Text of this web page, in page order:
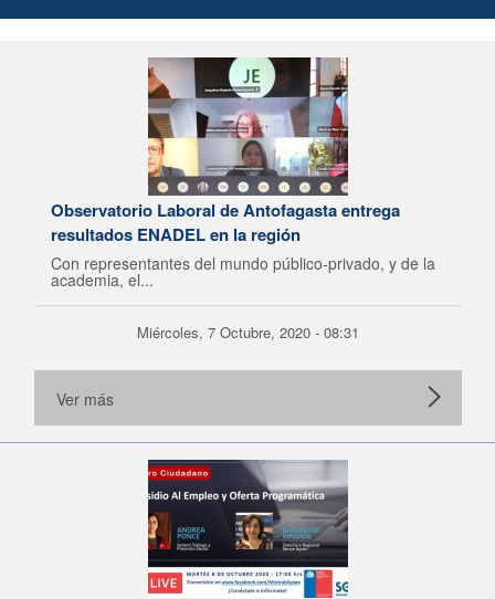
Observatorio Laboral de Antofagasta entrega
resultados ENADEL en la región
Con representantes del mundo público-privado, y de la
academia, el...
Miércoles, 7 Octubre, 2020 - 08:31
Ver más